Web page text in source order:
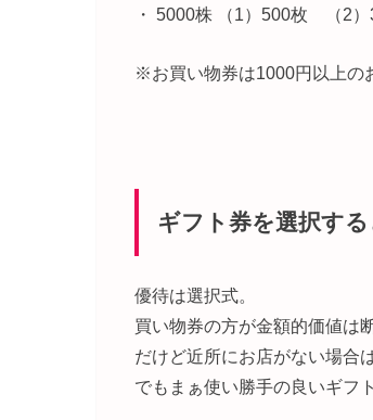
・ 5000株 （1）500枚 （2
※お買い物券は1000円以上の
ギフト券を選択す
優待は選択式。
買い物券の方が金額的価値は
だけど近所にお店がない場合
でもまぁ使い勝手の良いギフ